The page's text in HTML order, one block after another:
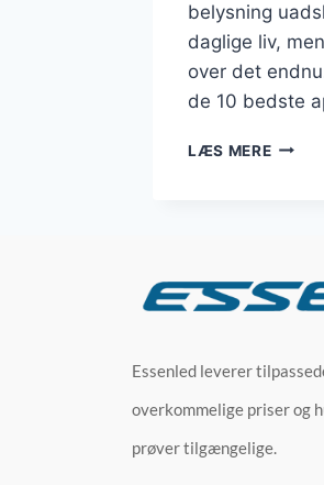
belysning
daglige liv,
over det
de 10 bedste
LÆS MERE
Essenled leverer
overkommelige priser og
prøver tilgængelige.